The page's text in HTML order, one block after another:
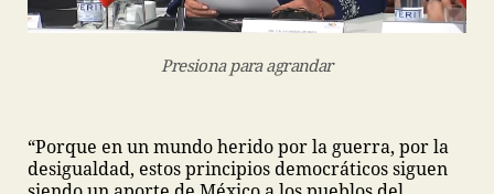
Presiona para agrandar
“Porque en un mundo herido por la guerra, por la
desigualdad, estos principios democráticos siguen